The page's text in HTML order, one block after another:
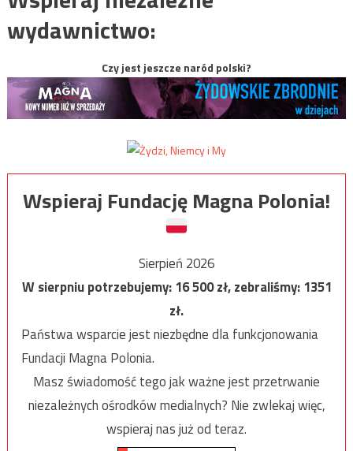
wydawnictwo:
Czy jest jeszcze naród polski?
Wspieraj Fundację Magna Polonia!
Sierpień 2026
W sierpniu potrzebujemy:16 500zł, zebraliśmy:1351
zł.
Państwa wsparcie jest niezbędne dla funkcjonowania
Fundacji Magna Polonia.
Masz świadomość tego jak ważne jest przetrwanie
niezależnych ośrodków medialnych? Nie zwlekaj więc,
wspieraj nas już od teraz.